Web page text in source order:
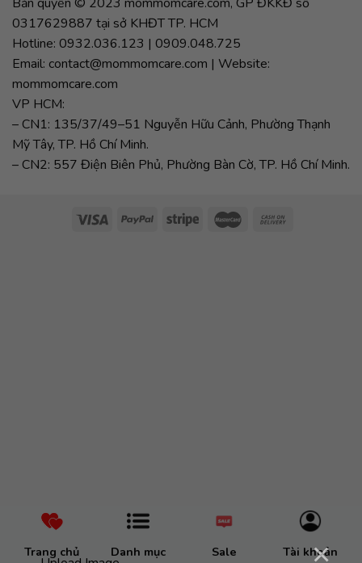
×
Trang chủ Danh mục Sale Tài khoản
0317629887 tại sở KHĐT TP. HCM
Hotline: 0932.036.123 | 0909.048.725
Email: contact@mommomcare.com | Website:
mommomcare.com
VP HCM:
– CN1: 135/37/49–51 Nguyễn Hữu Cảnh, Phường Thạnh
Mỹ Tây, TP. Hồ Chí Minh.
– CN2: 557 Điện Biên Phủ, Phường Bàn Cờ, TP. Hồ Chí Minh.